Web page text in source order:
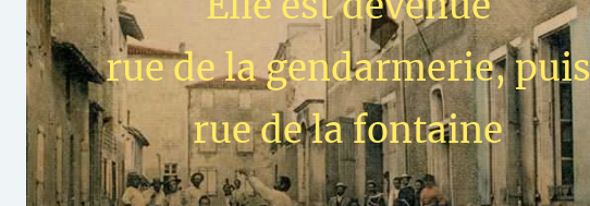
rue de la gendarmerie, puis
rue de la fontaine